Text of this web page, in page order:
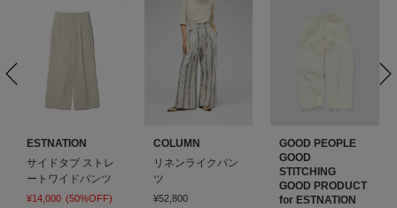
ESTNATION
サイドタブ ストレ
ートワイドパンツ
¥14,000 (50%OFF)
COLUMN
リネンライクパン
ツ
¥52,800
GOOD PEOPLE
GOOD
STITCHING
GOOD PRODUCT
for ESTNATION